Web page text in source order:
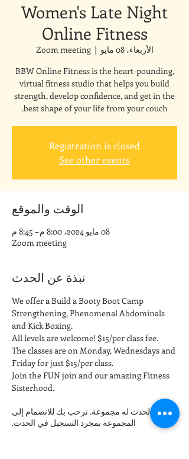
Women's Late Night
Online Fitness
الأربعاء، 08 مايو
  |
Zoom meeting
BBW Online Fitness is the heart-pounding,
virtual fitness studio that helps you build
strength, develop confidence, and get in the
best shape of your life from your couch.
Registration is closed
See other events
الوقت والموقع
08 مايو 2024، 8:00 م – 8:45 م
Zoom meeting
نبذة عن الحدث
We offer a Build a Booty Boot Camp
Strengthening, Phenomenal Abdominals
and Kick Boxing.
All levels are welcome! $15/per class fee.
The classes are on Monday, Wednesdays and
Friday for just $15/per class.
Join the FUN join and our amazing Fitness
Sisterhood.
هذا الحدث له مجموعة. نرحب بك للانضمام إلى
المجموعة بمجرد التسجيل في الحدث.